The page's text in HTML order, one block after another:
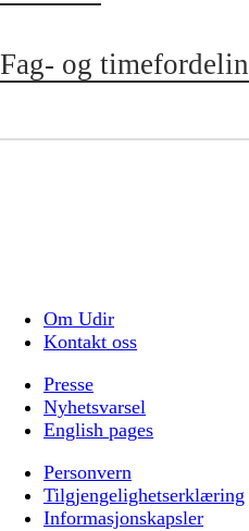
Fag- og
Om Udir
Kontakt oss
Presse
Nyhetsvarsel
English pages
Personvern
Tilgjengelighetserklæring
Informasjonskapsler